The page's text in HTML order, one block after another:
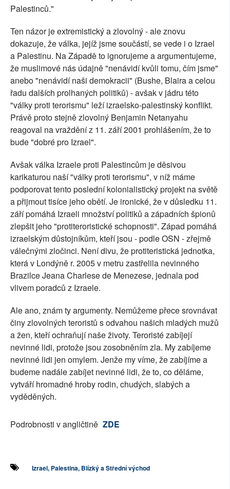
Palestinců."
Ten názor je extremistický a zlovolný - ale znovu
dokazuje, že válka, jejíž jsme součástí, se vede i o Izrael
a Palestinu. Na Západě to ignorujeme a argumentujeme,
že muslimové nás údajně "nenávidí kvůli tomu, čím jsme"
anebo "nenávidí naši demokracii" (Bushe, Blaira a celou
řadu dalších prolhaných politiků) - avšak v jádru této
"války proti terorismu" leží izraelsko-palestinský konflikt.
Právě proto stejně zlovolný Benjamin Netanyahu
reagoval na vraždění z 11. září 2001 prohlášením, že to
bude "dobré pro Izrael".
Avšak válka Izraele proti Palestincům je děsivou
karikaturou naší "války proti terorismu", v níž máme
podporovat tento poslední kolonialistický projekt na světě
a přijmout tisíce jeho obětí. Je ironické, že v důsledku 11.
září pomáhá Izraeli množství politiků a západních špionů
zlepšit jeho "protiteroristické schopnosti". Západ pomáhá
izraelským důstojníkům, kteří jsou - podle OSN - zřejmě
válečnými zločinci. Není divu, že protiteristická jednotka,
která v Londýně r. 2005 v metru zastřelila nevinného
Brazilce Jeana Charlese de Menezese, jednala pod
vlivem poradců z Izraele.
Ale ano, znám ty argumenty. Nemůžeme přece srovnávat
činy zlovolných teroristů s odvahou našich mladých mužů
a žen, kteří ochraňují naše životy. Teroristé zabíjejí
nevinné lidi, protože jsou zosobněním zla. My zabíjeme
nevinné lidi jen omylem. Jenže my víme, že zabíjíme a
budeme nadále zabíjet nevinné lidi, že to, co děláme,
vytváří hromadné hroby rodin, chudých, slabých a
vyděděných.
Podrobnosti v angličtině ZDE
Izrael, Palestina, Blízký a Střední východ